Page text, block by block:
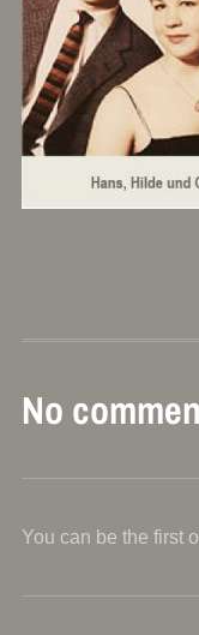
No
You can be the first